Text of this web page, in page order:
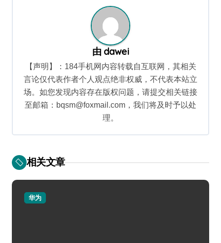
由 dawei
【声明】：184手机网内容转载自互联网，其相关
言论仅代表作者个人观点绝非权威，不代表本站立
场。如您发现内容存在版权问题，请提交相关链接
至邮箱：bqsm@foxmail.com，我们将及时予以处
理。
相关文章
华为